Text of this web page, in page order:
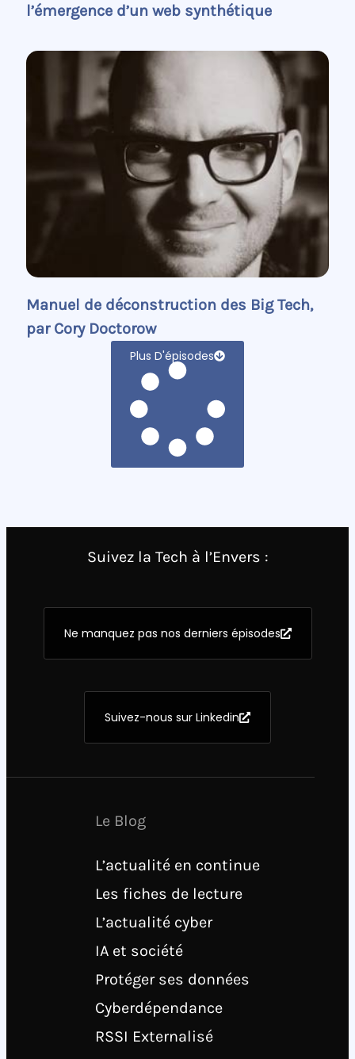
l’émergence d’un web synthétique
Manuel de déconstruction des Big Tech,
par Cory Doctorow
Plus D'épisodes
Suivez la Tech à l’Envers :
Ne manquez pas nos derniers épisodes
Suivez-nous sur Linkedin
Le Blog
L’actualité en continue
Les fiches de lecture
L’actualité cyber
IA et société
Protéger ses données
Cyberdépendance
RSSI Externalisé